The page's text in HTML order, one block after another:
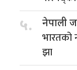
५. नेपाली
भारतको
झा